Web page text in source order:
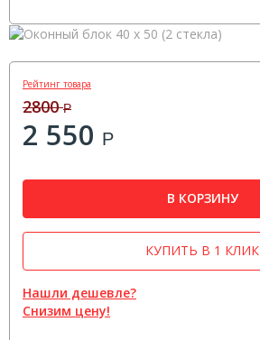
Рейтинг товара
2800Р
2 550 Р
В КОРЗИНУ
Нашли дешевле?
Снизим цену!
КУПИТЬ В 1 КЛИК